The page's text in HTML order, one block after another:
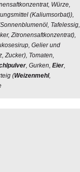
Würze,
(Kaliumsorbat)),
Tafelessig,
Zitronensaftkonzentrat),
Gelier und
Zucker), Tomaten,
, Gurken, Eier,
(Weizenmehl,